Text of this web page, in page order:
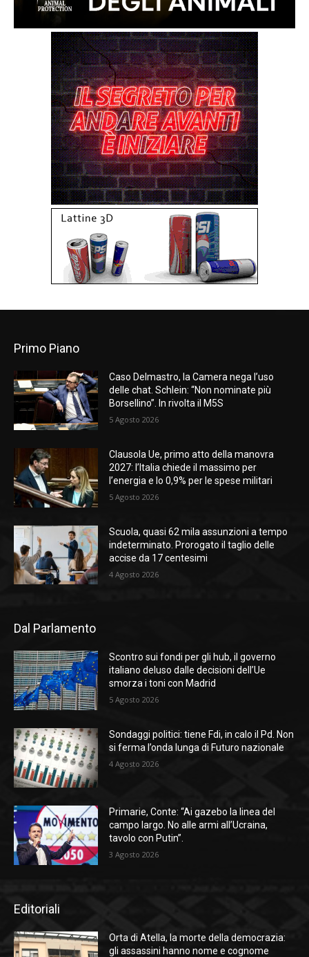
Primo Piano
Caso Delmastro, la Camera nega l’uso
delle chat. Schlein: “Non nominate più
Borsellino”. In rivolta il M5S
5 Agosto 2026
Clausola Ue, primo atto della manovra
2027: l’Italia chiede il massimo per
l’energia e lo 0,9% per le spese militari
5 Agosto 2026
Scuola, quasi 62 mila assunzioni a tempo
indeterminato. Prorogato il taglio delle
accise da 17 centesimi
4 Agosto 2026
Dal Parlamento
Scontro sui fondi per gli hub, il governo
italiano deluso dalle decisioni dell’Ue
smorza i toni con Madrid
5 Agosto 2026
Sondaggi politici: tiene Fdi, in calo il Pd. Non
si ferma l’onda lunga di Futuro nazionale
4 Agosto 2026
Primarie, Conte: “Ai gazebo la linea del
campo largo. No alle armi all’Ucraina,
tavolo con Putin”.
3 Agosto 2026
Editoriali
Orta di Atella, la morte della democrazia:
gli assassini hanno nome e cognome